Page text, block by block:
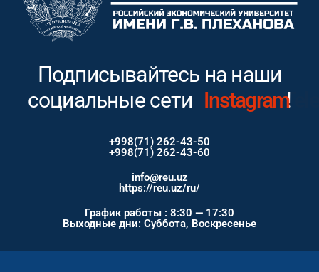
Подписывайтесь на наши
социальные сети Instagram!
+998(71) 262-43-50
+998(71) 262-43-60
info@reu.uz
https://reu.uz/ru/
График работы : 8:30 — 17:30
Выходные дни: Суббота, Воскресенье